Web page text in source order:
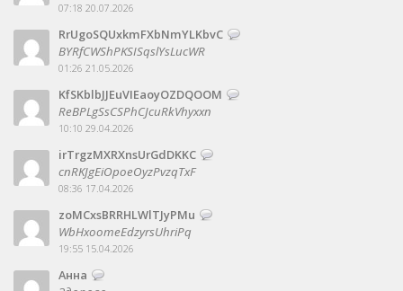
07:18 20.07.2026
RrUgoSQUxkmFXbNmYLKbvC
BYRfCWShPKSISqslYsLucWR
01:26 21.05.2026
KfSKblbJJEuVIEaoyOZDQOOM
ReBPLgSsCSPhCJcuRkVhyxxn
10:10 29.04.2026
irTrgzMXRXnsUrGdDKKC
cnRKJgEiOpoeOyzPvzqTxF
08:36 17.04.2026
zoMCxsBRRHLWlTJyPMu
WbHxoomeEdzyrsUhriPq
19:55 15.04.2026
Анна